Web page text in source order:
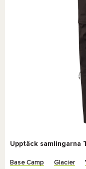
Upptäck samlingarna
Base Camp Glacier